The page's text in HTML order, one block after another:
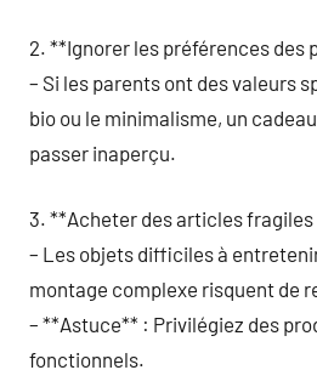
2. **Ignorer les préférences des
– Si les parents ont des valeurs
bio ou le minimalisme, un
passer inaperçu.
3. **Acheter des articles
– Les objets difficiles à
montage complexe risquent de
– **Astuce** : Privilégiez des
fonctionnels.